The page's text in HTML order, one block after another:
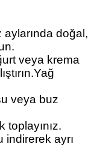
doğal,
veya krema
veya buz
toplayınız.
indirerek ayrı